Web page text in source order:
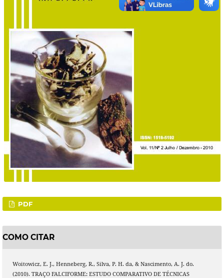
PDF
COMO CITAR
Woitowicz, E. J., Henneberg, R., Silva, P. H. da, & Nascimento, A. J. do.
(2010). TRAÇO FALCIFORME: ESTUDO COMPARATIVO DE TÉCNICAS